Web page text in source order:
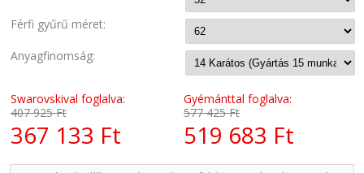
Férfi gyűrű méret:
Anyagfinomság:
Swarovskival foglalva:
407 925 Ft
367 133 Ft
Gyémánttal foglalva:
577 425 Ft
519 683 Ft